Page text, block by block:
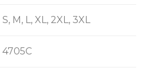
S, M, L, XL, 2XL, 3XL
4705C